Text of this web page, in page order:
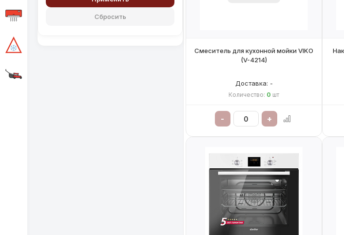
Смеситель для кухонной мойки VIKO
(V-4214)
Доставка: -
Количество: 0 шт
- +